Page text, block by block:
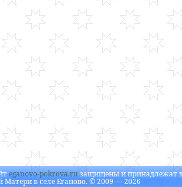
eganovo-pokrova.ruзащищены и принадлежат
Матери в селе Еганово. © 2009 — 2026